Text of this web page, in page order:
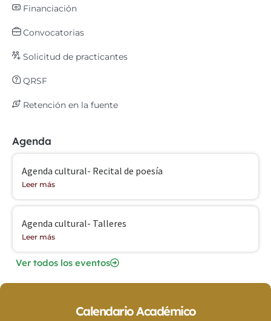
Financiación
Convocatorias
Solicitud de practicantes
QRSF
Retención en la fuente
Agenda
Agenda cultural- Recital de poesía
Leer más
Agenda cultural- Talleres
Leer más
Ver todos los eventos
Calendario Académico